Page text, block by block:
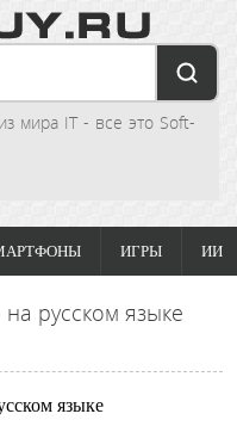
мира IT - все это Soft-
ИГРЫ ИИ
русском языке